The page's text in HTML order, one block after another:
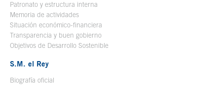
Patronato y estructura interna
Memoria de actividades
Situación económico-financiera
Transparencia y buen gobierno
Objetivos de Desarrollo Sostenible
S.M. el Rey
Biografía oficial